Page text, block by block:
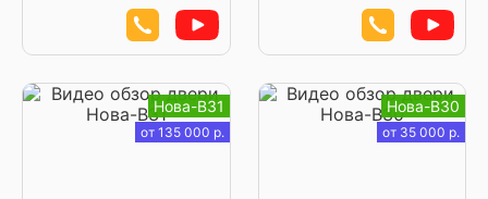
Нова-В31
от 135 000 р.
Нова-В30
от 35 000 р.